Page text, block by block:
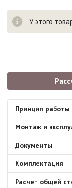
У этого
Принцип работы
Монтаж и
Документы
Комплектация
Расчет общей